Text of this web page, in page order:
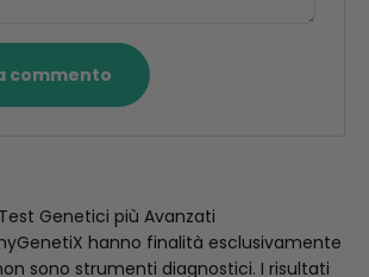
commento
Genetici più Avanzati
hanno finalità esclusivamente
sono strumenti diagnostici. I risultati